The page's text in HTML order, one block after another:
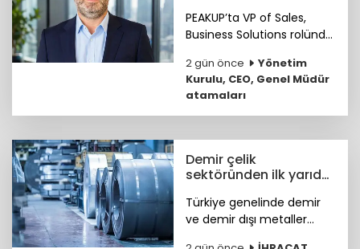
PEAKUP’ta VP of Sales,
Business Solutions rolünde
Tansu Tüyel, bundan
sonra görevine Chief
Revenue Officer (CRO)
olarak devam edecek.
2 gün önce
Yönetim
Kurulu, CEO, Genel Müdür
atamaları
Demir çelik
sektöründen ilk yarıda
performansı
Türkiye genelinde demir
ve demir dışı metaller